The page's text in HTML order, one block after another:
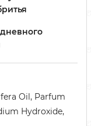
Oil, Parfum
Hydroxide,